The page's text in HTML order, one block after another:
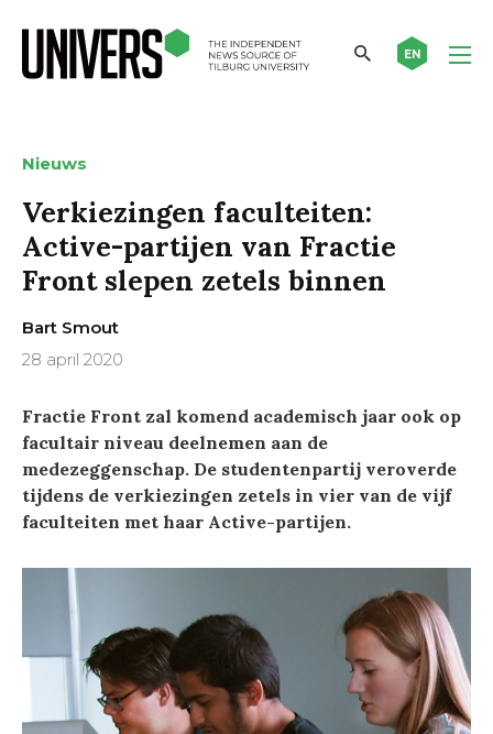
EN
Nieuws
Verkiezingen faculteiten:
Active-partijen van Fractie
Front slepen zetels binnen
Bart Smout
28 april 2020
Fractie Front zal komend academisch jaar ook op
facultair niveau deelnemen aan de
medezeggenschap. De studentenpartij veroverde
tijdens de verkiezingen zetels in vier van de vijf
faculteiten met haar Active-partijen.